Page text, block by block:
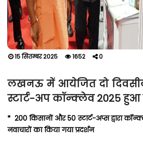
15 सितम्बर 2025 1652 0
लखनऊ में आयेजित दो
स्टार्ट-अप कॉन्क्लेव 2025
* 200 किसानों और 50 स्टार्ट-अप्स द्वारा
नवाचारों का किया गया प्रदर्शन